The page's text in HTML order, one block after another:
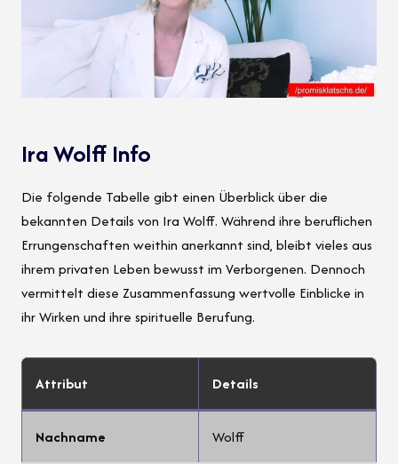
Ira Wolff Info
Die folgende Tabelle gibt einen Überblick über die
bekannten Details von Ira Wolff. Während ihre beruflichen
Errungenschaften weithin anerkannt sind, bleibt vieles aus
ihrem privaten Leben bewusst im Verborgenen. Dennoch
vermittelt diese Zusammenfassung wertvolle Einblicke in
ihr Wirken und ihre spirituelle Berufung.
Attribut Details
Nachname Wolff